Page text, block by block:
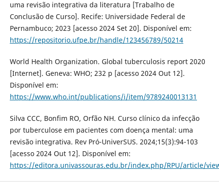
uma revisão integrativa da literatura [Trabalho de
Conclusão de Curso]. Recife: Universidade Federal de
Pernambuco; 2023 [acesso 2024 Set 20]. Disponível em:
https://repositorio.ufpe.br/handle/123456789/50214
World Health Organization. Global tuberculosis report 2020
[Internet]. Geneva: WHO; 232 p [acesso 2024 Out 12].
Disponível em:
https://www.who.int/publications/i/item/9789240013131
Silva CCC, Bonfim RO, Orfão NH. Curso clínico da infecção
por tuberculose em pacientes com doença mental: uma
revisão integrativa. Rev Pró-UniverSUS. 2024;15(3):94-103
[acesso 2024 Out 12]. Disponível em:
https://editora.univassouras.edu.br/index.php/RPU/article/